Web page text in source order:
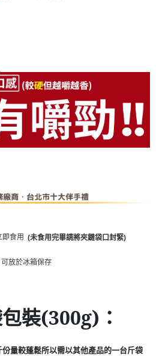
食用 (未食用完畢請將夾鏈袋口封緊)
放於冰箱保存
裝(300g)：
量較蓬鬆所以需以其他產品的一台斤袋